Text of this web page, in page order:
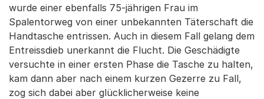
wurde einer ebenfalls 75-jährigen Frau im
Spalentorweg von einer unbekannten Täterschaft die
Handtasche entrissen. Auch in diesem Fall gelang dem
Entreissdieb unerkannt die Flucht. Die Geschädigte
versuchte in einer ersten Phase die Tasche zu halten,
kam dann aber nach einem kurzen Gezerre zu Fall,
zog sich dabei aber glücklicherweise keine